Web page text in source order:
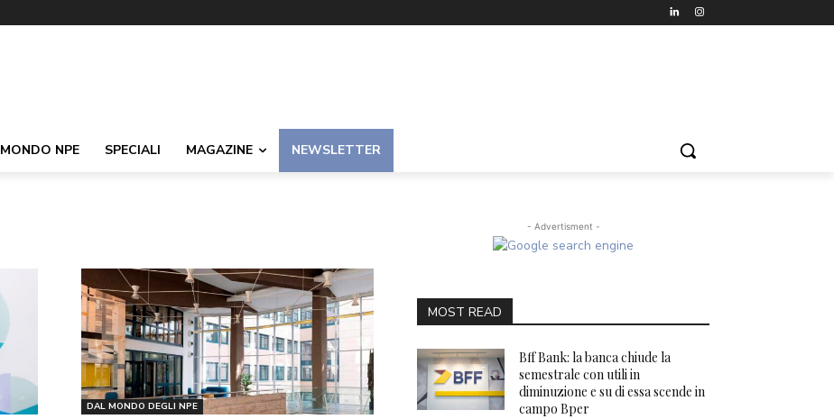
MONDO NPE SPECIALI MAGAZINE NEWSLETTER
DAL MONDO DEGLI NPE
- Advertisment -
MOST READ
Bff Bank: la banca chiude la
semestrale con utili in
diminuzione e su di essa scende in
campo Bper